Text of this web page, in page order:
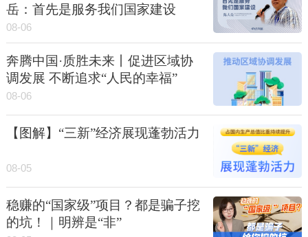
岳：首先是服务我们国家建设
08-06
奔腾中国·质胜未来丨促进区域协
调发展 不断追求“人民的幸福”
08-06
【图解】“三新”经济展现蓬勃活力
08-05
稳赚的“国家级”项目？都是骗子挖
的坑！｜明辨是“非”